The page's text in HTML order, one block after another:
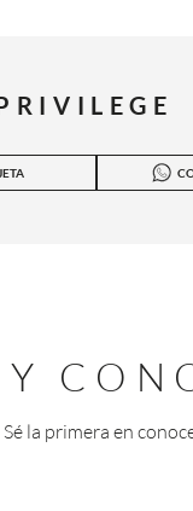
Y
Sé la primera en